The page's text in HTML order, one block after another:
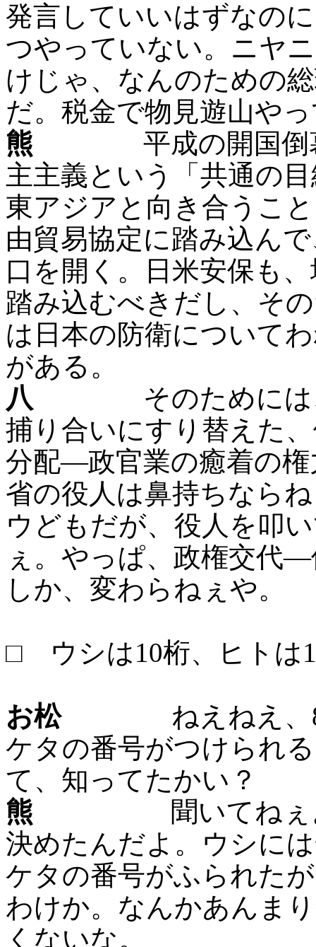
発言していいはずなの
つやっていない。ニヤ
けじゃ、なんのための
だ。税金で物見遊山や
熊 平成の開国倒幕
主主義という「共通の
東アジアと向き合うこ
由貿易協定に踏み込ん
口を開く。日米安保も
踏み込むべきだし、そ
は日本の防衛について
がある。
八 そのためには、
捕り合いにすり替えた
分配―政官業の癒着の
省の役人は鼻持ちなら
ウどもだが、役人を叩
ぇ。やっぱ、政権交代
しか、変わらねぇや。
□ ウシは10桁、ヒトは
お松ねえねえ、8月5
ケタの番号がつけられ
て、知ってたかい？
熊 聞いてねぇよ、
決めたんだよ。ウシに
ケタの番号がふられた
わけか。なんかあんま
くないな。